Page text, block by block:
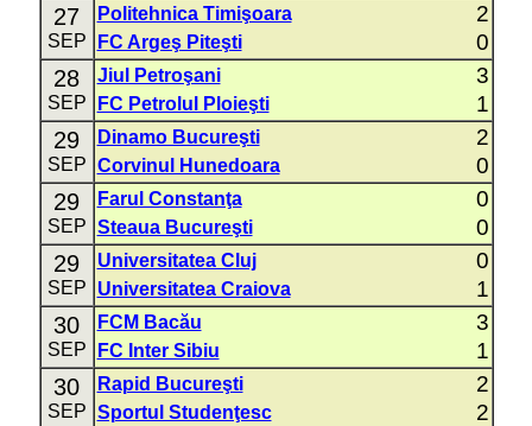
27
SEP
Politehnica Timişoara 2
FC Argeş Piteşti 0
28
SEP
Jiul Petroşani 3
FC Petrolul Ploieşti 1
29
SEP
Dinamo Bucureşti 2
Corvinul Hunedoara 0
29
SEP
Farul Constanţa 0
Steaua Bucureşti 0
29
SEP
Universitatea Cluj 0
Universitatea Craiova 1
30
SEP
FCM Bacău 3
FC Inter Sibiu 1
30
SEP
Rapid Bucureşti 2
Sportul Studenţesc 2